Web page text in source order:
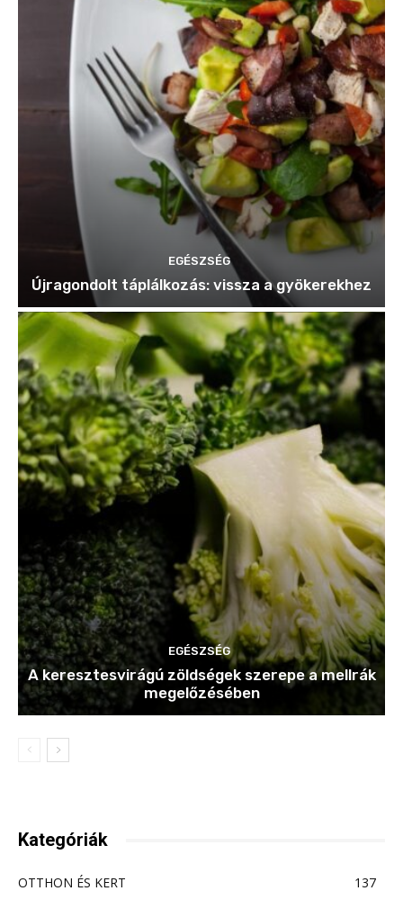
EGÉSZSÉG
Újragondolt táplálkozás: vissza a gyökerekhez
EGÉSZSÉG
A keresztesvirágú zöldségek szerepe a mellrák
megelőzésében
Kategóriák
OTTHON ÉS KERT
137